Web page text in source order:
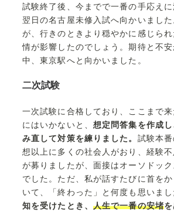
試験終了後、今までで一番の手応えに
翌日の名古屋未修入試へ向かいまし
が、行きのときより穏やかに感じら
情が影響したのでしょう。期待と不
中、東京駅へと向かいました。
二次試験
一次試験に合格しており、ここまで
にはいかないと、 想定問答集を作成
み直して対策を練りました。 試験本
想以上に多くの社会人がおり、経験
が募りましたが、面接はオーソドッ
でした。ただ、私が話すたびに首を
いて、「終わった」と何度も思いま
知を受けたとき、 人生で一番の安堵